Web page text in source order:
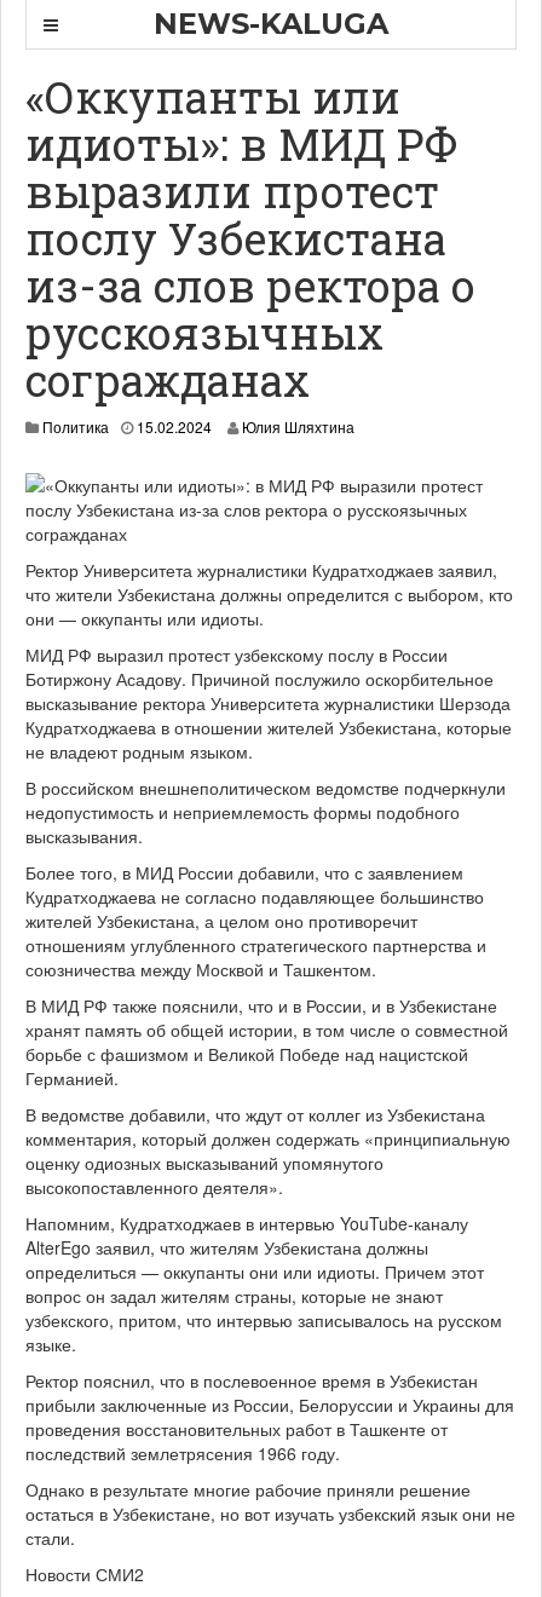
NEWS-KALUGA
«Оккупанты или
идиоты»: в МИД РФ
выразили протест
послу Узбекистана
из-за слов ректора о
русскоязычных
согражданах
Политика 15.02.2024 Юлия Шляхтина
Ректор Университета журналистики Кудратходжаев заявил,
что жители Узбекистана должны определится с выбором, кто
они — оккупанты или идиоты.
МИД РФ выразил протест узбекскому послу в России
Ботиржону Асадову. Причиной послужило оскорбительное
высказывание ректора Университета журналистики Шерзода
Кудратходжаева в отношении жителей Узбекистана, которые
не владеют родным языком.
В российском внешнеполитическом ведомстве подчеркнули
недопустимость и неприемлемость формы подобного
высказывания.
Более того, в МИД России добавили, что с заявлением
Кудратходжаева не согласно подавляющее большинство
жителей Узбекистана, а целом оно противоречит
отношениям углубленного стратегического партнерства и
союзничества между Москвой и Ташкентом.
В МИД РФ также пояснили, что и в России, и в Узбекистане
хранят память об общей истории, в том числе о совместной
борьбе с фашизмом и Великой Победе над нацистской
Германией.
В ведомстве добавили, что ждут от коллег из Узбекистана
комментария, который должен содержать «принципиальную
оценку одиозных высказываний упомянутого
высокопоставленного деятеля».
Напомним, Кудратходжаев в интервью YouTube-каналу
AlterEgo заявил, что жителям Узбекистана должны
определиться — оккупанты они или идиоты. Причем этот
вопрос он задал жителям страны, которые не знают
узбекского, притом, что интервью записывалось на русском
языке.
Ректор пояснил, что в послевоенное время в Узбекистан
прибыли заключенные из России, Белоруссии и Украины для
проведения восстановительных работ в Ташкенте от
последствий землетрясения 1966 году.
Однако в результате многие рабочие приняли решение
остаться в Узбекистане, но вот изучать узбекский язык они не
стали.
Новости СМИ2